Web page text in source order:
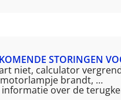
STORINGEN
niet, calculator
brandt, …
over de